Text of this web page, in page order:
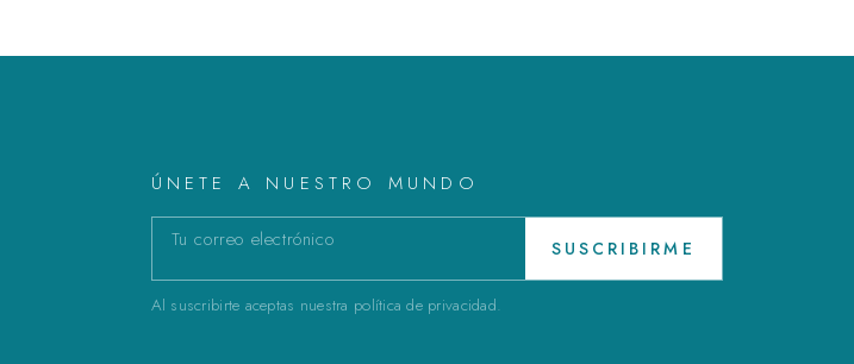
ÚNETE A NUESTRO MUNDO
SUSCRIBIRME
Al suscribirte aceptas nuestra política de privacidad.